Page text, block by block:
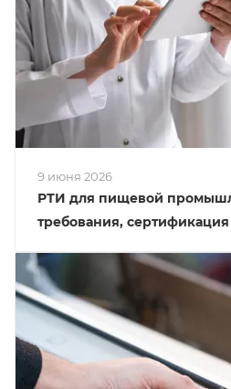
9 июня 2026
РТИ для пищевой
требования,